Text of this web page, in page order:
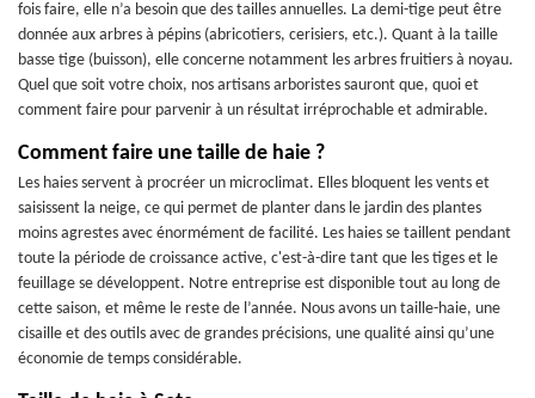
fois faire, elle n’a besoin que des tailles annuelles. La demi-tige peut être
donnée aux arbres à pépins (abricotiers, cerisiers, etc.). Quant à la taille
basse tige (buisson), elle concerne notamment les arbres fruitiers à noyau.
Quel que soit votre choix, nos artisans arboristes sauront que, quoi et
comment faire pour parvenir à un résultat irréprochable et admirable.
Comment faire une taille de haie ?
Les haies servent à procréer un microclimat. Elles bloquent les vents et
saisissent la neige, ce qui permet de planter dans le jardin des plantes
moins agrestes avec énormément de facilité. Les haies se taillent pendant
toute la période de croissance active, c'est-à-dire tant que les tiges et le
feuillage se développent. Notre entreprise est disponible tout au long de
cette saison, et même le reste de l’année. Nous avons un taille-haie, une
cisaille et des outils avec de grandes précisions, une qualité ainsi qu’une
économie de temps considérable.